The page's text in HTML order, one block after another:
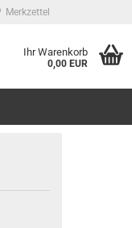
Merkzettel
Ihr Warenkorb
0,00 EUR